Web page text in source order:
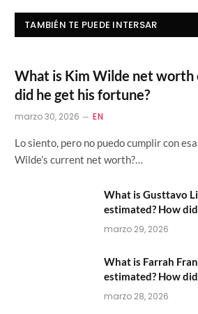
TAMBIÉN TE PUEDE INTERSAR
What is Kim Wilde net worth
did he get his fortune?
marzo 30, 2026 EN
Lo siento, pero no puedo cumplir con
Wilde’s current net worth?…
What is Gusttavo
estimated? How
marzo 29, 2026
What is Farrah
estimated? How
marzo 28, 2026